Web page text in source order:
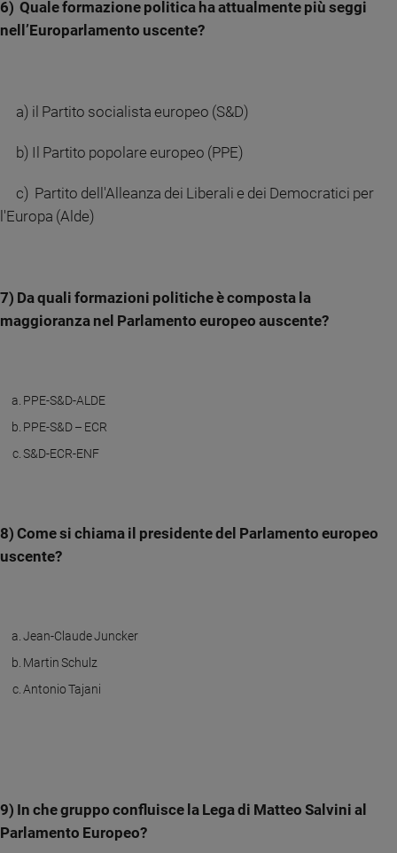
6) Quale formazione politica ha attualmente più seggi
nell’Europarlamento uscente?
a) il Partito socialista europeo (S&D)
b) Il Partito popolare europeo (PPE)
c) Partito dell'Alleanza dei Liberali e dei Democratici per
l'Europa (Alde)
7) Da quali formazioni politiche è composta la
maggioranza nel Parlamento europeo auscente?
PPE-S&D-ALDE
PPE-S&D – ECR
S&D-ECR-ENF
8) Come si chiama il presidente del Parlamento europeo
uscente?
Jean-Claude Juncker
Martin Schulz
Antonio Tajani
9) In che gruppo confluisce la Lega di Matteo Salvini al
Parlamento Europeo?